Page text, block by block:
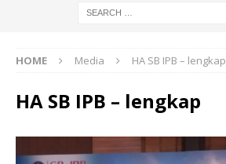
HOME Media HA SB IPB – lengkap
HA SB IPB – lengkap